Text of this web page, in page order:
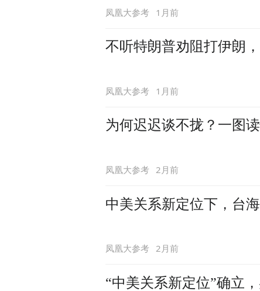
凤凰大参考 1月前
不听特朗普劝阻打伊朗
凤凰大参考 1月前
为何迟迟谈不拢？一图
凤凰大参考 2月前
中美关系新定位下，台
凤凰大参考 2月前
“中美关系新定位”确立